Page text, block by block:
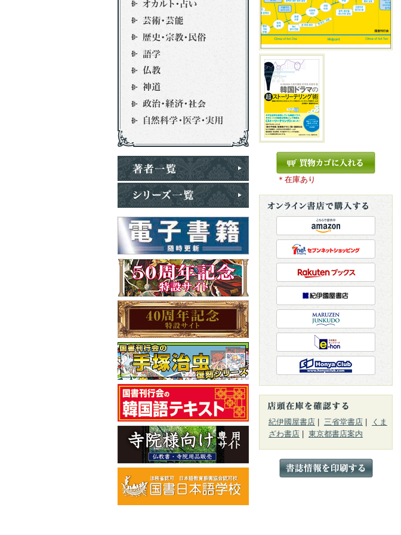
＊在庫あり
紀伊國屋書店 三省堂書店
くま
ざわ書店
東京都書店案内